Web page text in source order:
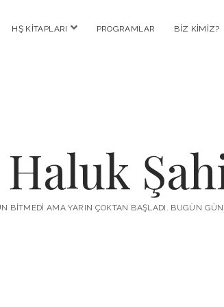
HŞ KITAPLARI menüyüPROGRAMLAR BIZ KIMIZ?
Haluk
BITMEDI AMA YARIN ÇOKTAN BAŞLADI. BUGÜN